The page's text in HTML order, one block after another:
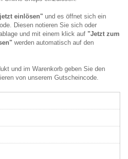
einlösen" und es öffnet sich ein
Diesen notieren Sie sich oder
und mit einem klick auf "Jetzt zum
werden automatisch auf den
und im Warenkorb geben Sie den
von unserem Gutscheincode.